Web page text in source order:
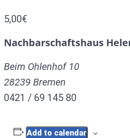
5,00€
Nachbarschaftshaus
Beim Ohlenhof 10
28239 Bremen
0421 / 69 145 80
Add to calendar